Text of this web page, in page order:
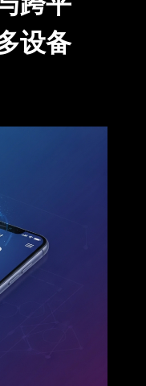
设备